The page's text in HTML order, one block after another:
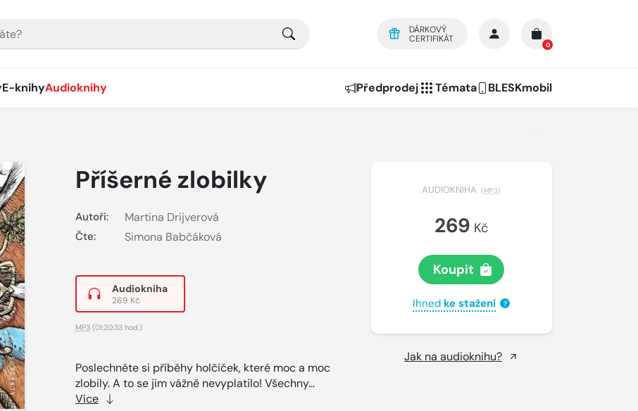
DÁRKOVÝ
CERTIFIKÁT
0
E-knihyAudioknihy Předprodej Témata BLESKmobil
Příšerné zlobilky
Autoři: Martina Drijverová
Čte: Simona Babčáková
Audiokniha
269 Kč
MP3(01:20:33 hod.)
Poslechněte si příběhy holčiček, které moc a moc
zlobily. A to se jim vážně nevyplatilo! Všechny...
Více
AUDIOKNIHA (MP3)
269 Kč
Koupit
Ihned ke stažení ?
Jak na audioknihu?